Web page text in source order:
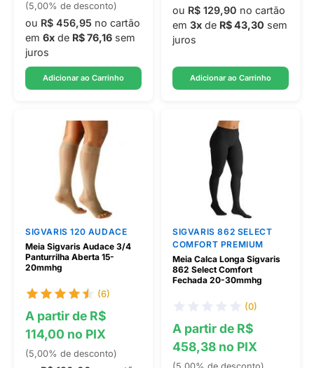
(5,00% de desconto)
ou R$ 456,95 no cartão
em 6x de R$ 76,16 sem
juros
Adicionar ao Carrinho
ou R$ 129,90 no cartão
em 3x de R$ 43,30 sem
juros
Adicionar ao Carrinho
SIGVARIS 120 AUDACE
Meia Sigvaris Audace 3/4
Panturrilha Aberta 15-
20mmhg
(6)
A partir de R$
114,00 no PIX
(5,00% de desconto)
SIGVARIS 862 SELECT
COMFORT PREMIUM
Meia Calca Longa Sigvaris
862 Select Comfort
Fechada 20-30mmhg
(0)
A partir de R$
458,38 no PIX